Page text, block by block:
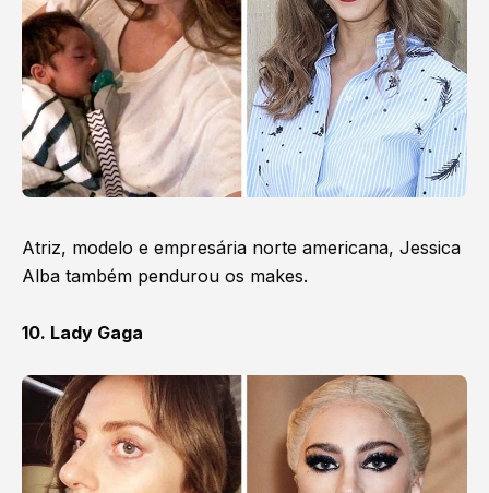
Atriz, modelo e empresária norte americana, Jessica
Alba também pendurou os makes.
10. Lady Gaga